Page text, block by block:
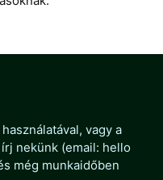
vagy a
nekünk (email: hello
még munkaidőben